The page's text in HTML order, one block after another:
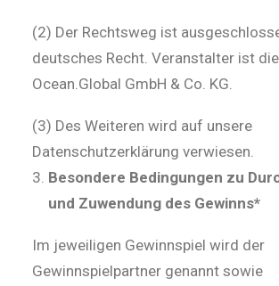
(2) Der Rechtsweg ist
deutsches Recht. Veranstalter ist die
Ocean.Global GmbH & Co. KG.
(3) Des Weiteren wird auf unsere
Datenschutzerklärung verwiesen.
Besondere Bedingungen zu
und Zuwendung des Gewinns*
Im jeweiligen Gewinnspiel wird der
Gewinnspielpartner genannt sowie